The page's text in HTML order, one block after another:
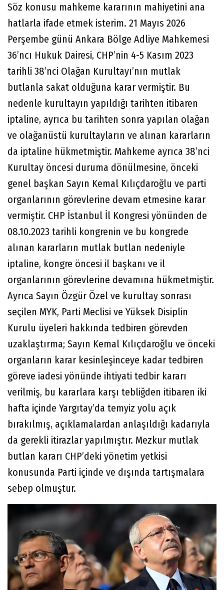
Söz konusu mahkeme kararının mahiyetini ana
hatlarla ifade etmek isterim. 21 Mayıs 2026
Perşembe günü Ankara Bölge Adliye Mahkemesi
36’ncı Hukuk Dairesi, CHP’nin 4-5 Kasım 2023
tarihli 38’nci Olağan Kurultayı’nın mutlak
butlanla sakat olduğuna karar vermiştir. Bu
nedenle kurultayın yapıldığı tarihten itibaren
iptaline, ayrıca bu tarihten sonra yapılan olağan
ve olağanüstü kurultayların ve alınan kararların
da iptaline hükmetmiştir. Mahkeme ayrıca 38’nci
Kurultay öncesi duruma dönülmesine, önceki
genel başkan Sayın Kemal Kılıçdaroğlu ve parti
organlarının görevlerine devam etmesine karar
vermiştir. CHP İstanbul İl Kongresi yönünden de
08.10.2023 tarihli kongrenin ve bu kongrede
alınan kararların mutlak butlan nedeniyle
iptaline, kongre öncesi il başkanı ve il
organlarının görevlerine devamına hükmetmiştir.
Ayrıca Sayın Özgür Özel ve kurultay sonrası
seçilen MYK, Parti Meclisi ve Yüksek Disiplin
Kurulu üyeleri hakkında tedbiren görevden
uzaklaştırma; Sayın Kemal Kılıçdaroğlu ve önceki
organların karar kesinleşinceye kadar tedbiren
göreve iadesi yönünde ihtiyati tedbir kararı
verilmiş, bu kararlara karşı tebliğden itibaren iki
hafta içinde Yargıtay’da temyiz yolu açık
bırakılmış, açıklamalardan anlaşıldığı kadarıyla
da gerekli itirazlar yapılmıştır. Mezkur mutlak
butlan kararı CHP’deki yönetim yetkisi
konusunda Parti içinde ve dışında tartışmalara
sebep olmuştur.